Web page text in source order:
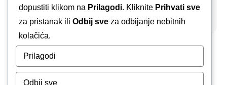
Arhiva
dopustiti klikom na Prilagodi. Kliknite Prihvati sve
za pristanak ili Odbij sve za odbijanje nebitnih
kolačića.
Prilagodi
Odbij sve